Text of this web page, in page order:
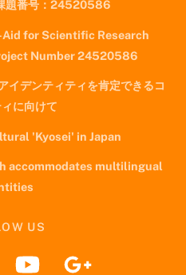
題番号：24520586
for Scientific Research
Number 24520586
イデンティティを肯定できるコ
に向けて
'Kyosei' in Japan
accommodates multilingual
US